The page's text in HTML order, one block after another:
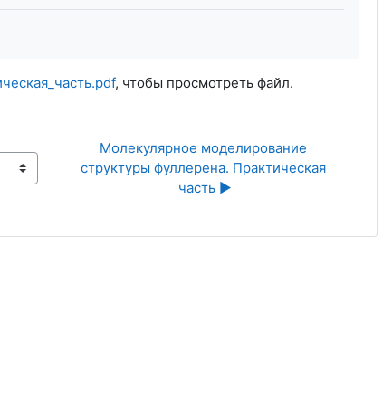
, чтобы просмотреть файл.
Молекулярное моделирование
структуры фуллерена. Практическая
часть ▶︎